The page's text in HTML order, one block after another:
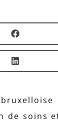
de soins